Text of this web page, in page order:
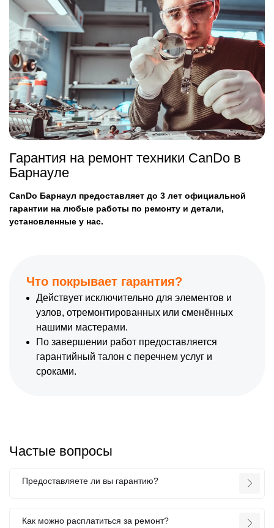
Гарантия на ремонт техники CanDo в
Барнауле
CanDo Барнаул предоставляет до 3 лет официальной
гарантии на любые работы по ремонту и детали,
установленные у нас.
Что покрывает гарантия?
Действует исключительно для элементов и
узлов, отремонтированных или сменённых
нашими мастерами.
По завершении работ предоставляется
гарантийный талон с перечнем услуг и
сроками.
Частые вопросы
Предоставляете ли вы гарантию?
Как можно расплатиться за ремонт?